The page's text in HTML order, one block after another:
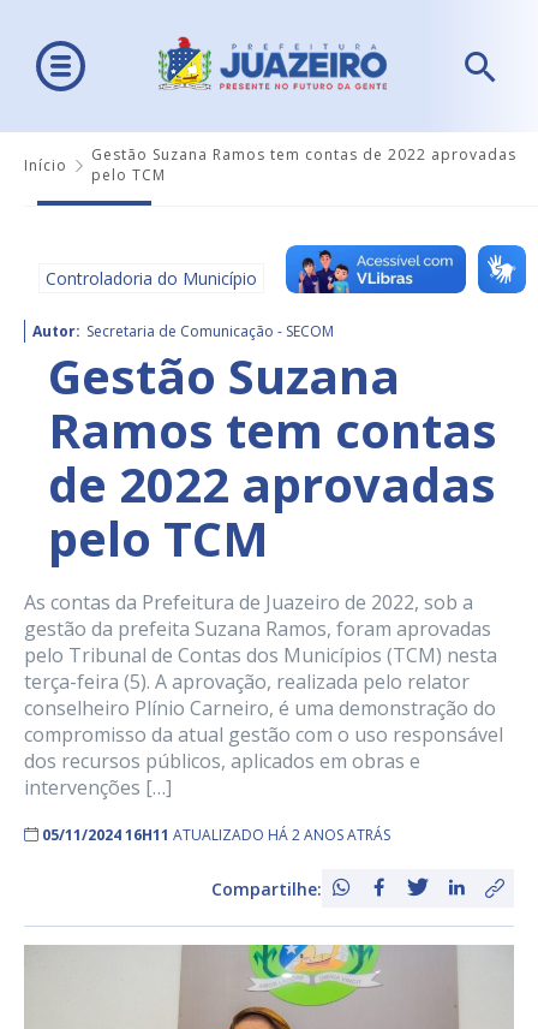
Início
Gestão Suzana Ramos tem contas de 2022 aprovadas
pelo TCM
Controladoria do Município
Autor: Secretaria de Comunicação - SECOM
Gestão Suzana
Ramos tem contas
de 2022 aprovadas
pelo TCM
As contas da Prefeitura de Juazeiro de 2022, sob a
gestão da prefeita Suzana Ramos, foram aprovadas
pelo Tribunal de Contas dos Municípios (TCM) nesta
terça-feira (5). A aprovação, realizada pelo relator
conselheiro Plínio Carneiro, é uma demonstração do
compromisso da atual gestão com o uso responsável
dos recursos públicos, aplicados em obras e
intervenções […]
05/11/2024 16H11 ATUALIZADO HÁ 2 ANOS ATRÁS
Compartilhe: